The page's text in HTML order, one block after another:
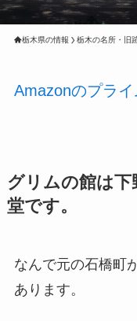
栃木県の情報 栃木の名所・旧
Amazonのプライ
グリムの館は
堂です。
なんで元の石橋町
あります。